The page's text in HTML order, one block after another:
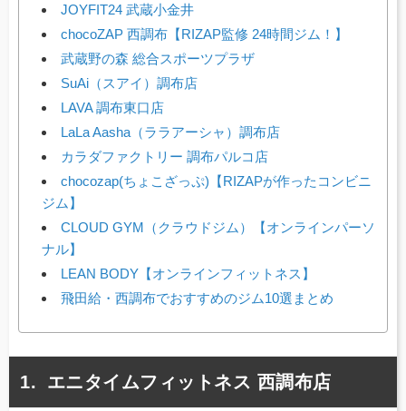
JOYFIT24 武蔵小金井
chocoZAP 西調布【RIZAP監修 24時間ジム！】
武蔵野の森 総合スポーツプラザ
SuAi（スアイ）調布店
LAVA 調布東口店
LaLa Aasha（ララアーシャ）調布店
カラダファクトリー 調布パルコ店
chocozap(ちょこざっぷ)【RIZAPが作ったコンビニ
ジム】
CLOUD GYM（クラウドジム）【オンラインパーソ
ナル】
LEAN BODY【オンラインフィットネス】
飛田給・西調布でおすすめのジム10選まとめ
エニタイムフィットネス 西調布店